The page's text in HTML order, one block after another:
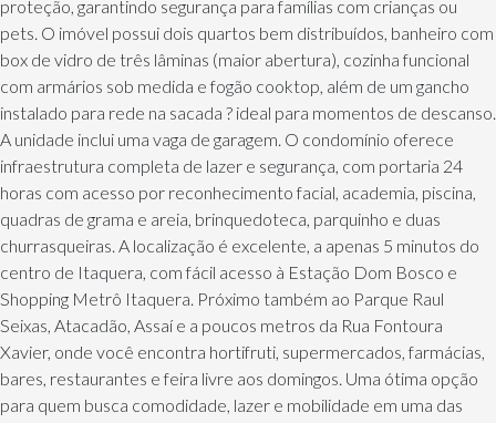
proteção, garantindo segurança para famílias com crianças ou
pets. O imóvel possui dois quartos bem distribuídos, banheiro com
box de vidro de três lâminas (maior abertura), cozinha funcional
com armários sob medida e fogão cooktop, além de um gancho
instalado para rede na sacada ? ideal para momentos de descanso.
A unidade inclui uma vaga de garagem. O condomínio oferece
infraestrutura completa de lazer e segurança, com portaria 24
horas com acesso por reconhecimento facial, academia, piscina,
quadras de grama e areia, brinquedoteca, parquinho e duas
churrasqueiras. A localização é excelente, a apenas 5 minutos do
centro de Itaquera, com fácil acesso à Estação Dom Bosco e
Shopping Metrô Itaquera. Próximo também ao Parque Raul
Seixas, Atacadão, Assaí e a poucos metros da Rua Fontoura
Xavier, onde você encontra hortifruti, supermercados, farmácias,
bares, restaurantes e feira livre aos domingos. Uma ótima opção
para quem busca comodidade, lazer e mobilidade em uma das